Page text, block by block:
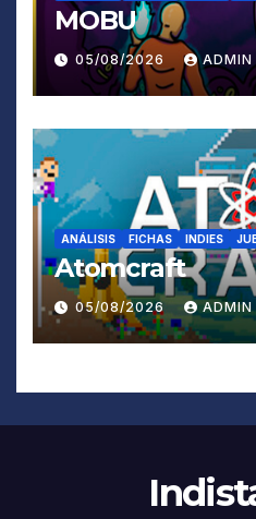
MOBU
05/08/2026 ADMIN
ANÁLISIS FICHAS INDIES
Atomcraft
05/08/2026 ADMIN